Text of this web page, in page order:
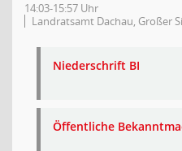
14:03-15:57 Uhr
Landratsamt Dachau, Großer
Niederschrift BI
Öffentliche